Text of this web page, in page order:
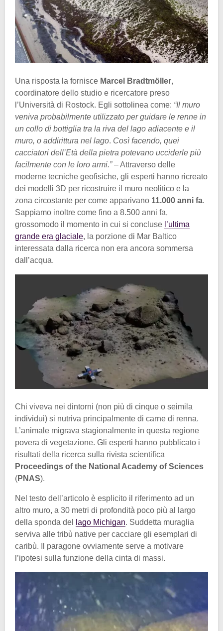
Una risposta la fornisce Marcel Bradtmöller,
coordinatore dello studio e ricercatore preso
l’Università di Rostock. Egli sottolinea come: “Il muro
veniva probabilmente utilizzato per guidare le renne in
un collo di bottiglia tra la riva del lago adiacente e il
muro, o addirittura nel lago. Così facendo, quei
cacciatori dell’Età della pietra potevano ucciderle più
facilmente con le loro armi.”– Attraverso delle
moderne tecniche geofisiche, gli esperti hanno ricreato
dei modelli 3D per ricostruire il muro neolitico e la
zona circostante per come apparivano 11.000 anni fa.
Sappiamo inoltre come fino a 8.500 anni fa,
grossomodo il momento in cui si concluse l’ultima
grande era glaciale, la porzione di Mar Baltico
interessata dalla ricerca non era ancora sommersa
dall’acqua.
Chi viveva nei dintorni (non più di cinque o seimila
individui) si nutriva principalmente di carne di renna.
L’animale migrava stagionalmente in questa regione
povera di vegetazione. Gli esperti hanno pubblicato i
risultati della ricerca sulla rivista scientifica
Proceedings of the National Academy of Sciences
(PNAS).
Nel testo dell’articolo è esplicito il riferimento ad un
altro muro, a 30 metri di profondità poco più al largo
della sponda del
lago Michigan. Suddetta muraglia
serviva alle tribù native per cacciare gli esemplari di
caribù. Il paragone ovviamente serve a motivare
l’ipotesi sulla funzione della cinta di massi.